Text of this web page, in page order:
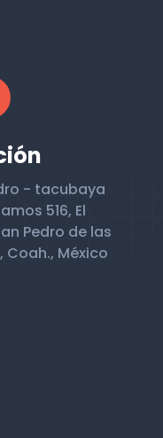
- tacubaya
516, El
Pedro de las
México